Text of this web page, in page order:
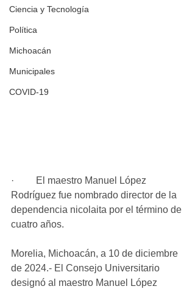
Ciencia y Tecnología
Política
Michoacán
Municipales
COVID-19
·         El maestro Manuel López
Rodríguez fue nombrado director de la
dependencia nicolaita por el término de
cuatro años.
Morelia, Michoacán, a 10 de diciembre
de 2024.- El Consejo Universitario
designó al maestro Manuel López